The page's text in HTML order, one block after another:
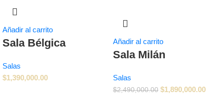
Añadir al carrito
Sala Bélgica
Salas
$1,390,000.00
Añadir al carrito
Sala Milán
Salas
$2,490,000.00 $1,890,000.00